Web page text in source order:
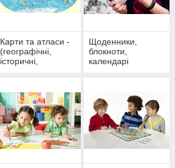
Карти та атласи -
(географічні,
історичні,
Щоденники,
блокноти,
календарі